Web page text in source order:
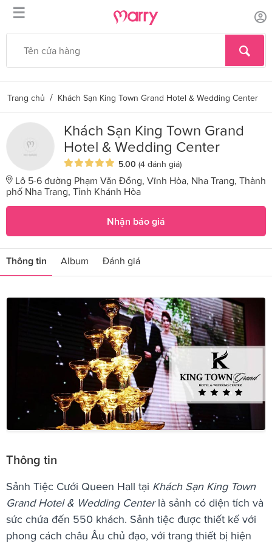
☰
Trang chủ / Khách Sạn King Town Grand Hotel & Wedding Center
Khách Sạn King Town Grand
Hotel & Wedding Center
5.00 (4 đánh giá)
Lô 5-6 đường Phạm Văn Đồng, Vĩnh Hòa, Nha Trang, Thành
phố Nha Trang, Tỉnh Khánh Hòa
Nhận báo giá
Thông tin Album Đánh giá
Thông tin
Sảnh Tiệc Cưới Queen Hall tại Khách Sạn King Town
Grand Hotel & Wedding Centerlà sảnh có diện tích và
sức chứa đến 550 khách. Sảnh tiệc được thiết kế với
phong cách châu Âu chủ đạo, với trang thiết bị hiện